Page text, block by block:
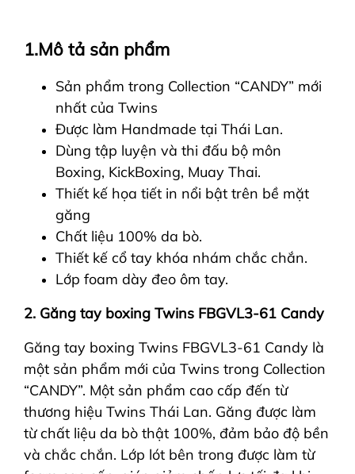
1.Mô tả sản phẩm
Sản phẩm trong Collection “CANDY” mới
nhất của Twins
Được làm Handmade tại Thái Lan.
Dùng tập luyện và thi đấu bộ môn
Boxing, KickBoxing, Muay Thai.
Thiết kế họa tiết in nổi bật trên bề mặt
găng
Chất liệu 100% da bò.
Thiết kế cổ tay khóa nhám chắc chắn.
Lớp foam dày đeo ôm tay.
2. Găng tay boxing Twins FBGVL3-61 Candy
Găng tay boxing Twins FBGVL3-61 Candy là
một sản phẩm mới của Twins trong Collection
“CANDY”. Một sản phẩm cao cấp đến từ
thương hiệu Twins Thái Lan. Găng được làm
từ chất liệu da bò thật 100%, đảm bảo độ bền
và chắc chắn. Lớp lót bên trong được làm từ